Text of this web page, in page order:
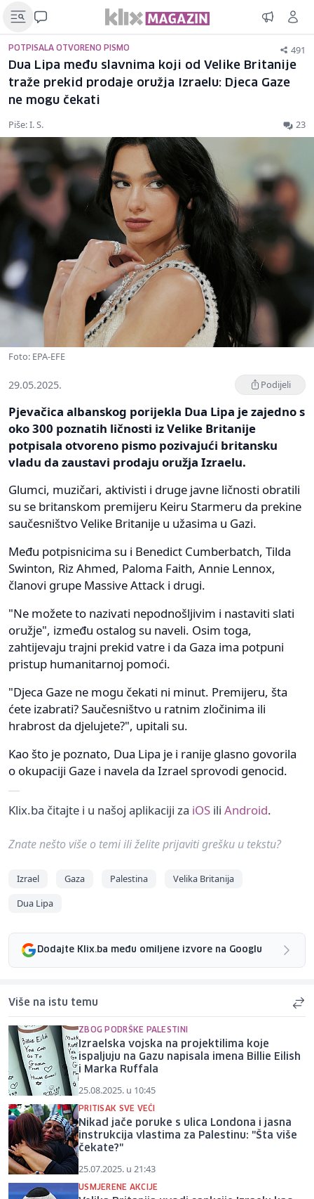
POTPISALA OTVORENO PISMO 491
Dua Lipa među slavnima koji od Velike Britanije
traže prekid prodaje oružja Izraelu: Djeca Gaze
ne mogu čekati
Piše: I. S. 23
Foto: EPA-EFE
29.05.2025. Podijeli
Pjevačica albanskog porijekla Dua Lipa je zajedno s
oko 300 poznatih ličnosti iz Velike Britanije
potpisala otvoreno pismo pozivajući britansku
vladu da zaustavi prodaju oružja Izraelu.
Glumci, muzičari, aktivisti i druge javne ličnosti obratili
su se britanskom premijeru Keiru Starmeru da prekine
saučesništvo Velike Britanije u užasima u Gazi.
Među potpisnicima su i Benedict Cumberbatch, Tilda
Swinton, Riz Ahmed, Paloma Faith, Annie Lennox,
članovi grupe Massive Attack i drugi.
"Ne možete to nazivati nepodnošljivim i nastaviti slati
oružje", između ostalog su naveli. Osim toga,
zahtijevaju trajni prekid vatre i da Gaza ima potpuni
pristup humanitarnoj pomoći.
"Djeca Gaze ne mogu čekati ni minut. Premijeru, šta
ćete izabrati? Saučesništvo u ratnim zločinima ili
hrabrost da djelujete?", upitali su.
Kao što je poznato, Dua Lipa je i ranije glasno govorila
o okupaciji Gaze i navela da Izrael sprovodi genocid.
Klix.ba čitajte i u našoj aplikaciji za iOS ili Android.
Znate nešto više o temi ili želite prijaviti grešku u tekstu?
Izrael Gaza Palestina
Velika Britanija
Dua Lipa
Dodajte Klix.ba među omiljene izvore na Googlu
Više na istu temu
ZBOG PODRŠKE PALESTINI
Izraelska vojska na projektilima koje
ispaljuju na Gazu napisala imena Billie Eilish
i Marka Ruffala
25.08.2025. u 10:45
PRITISAK SVE VEĆI
Nikad jače poruke s ulica Londona i jasna
instrukcija vlastima za Palestinu: "Šta više
čekate?"
25.07.2025. u 21:43
USMJERENE AKCIJE